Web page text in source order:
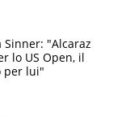
Sinner: "Alcaraz
lo US Open, il
per lui"